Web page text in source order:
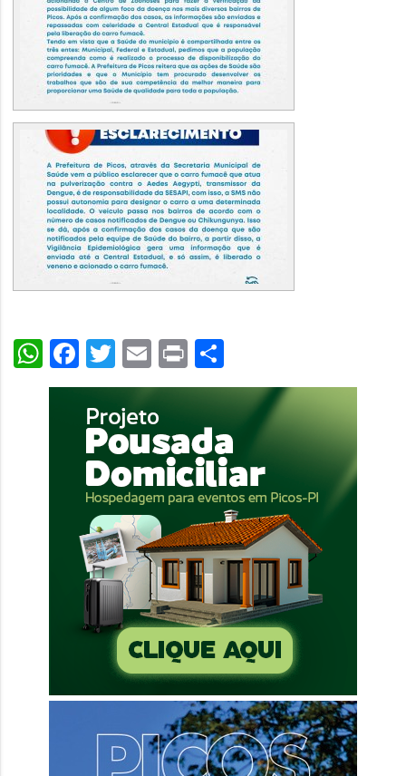
WhatsApp
Facebook
Twitter
Email
PrintShare